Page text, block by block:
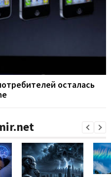
осталась